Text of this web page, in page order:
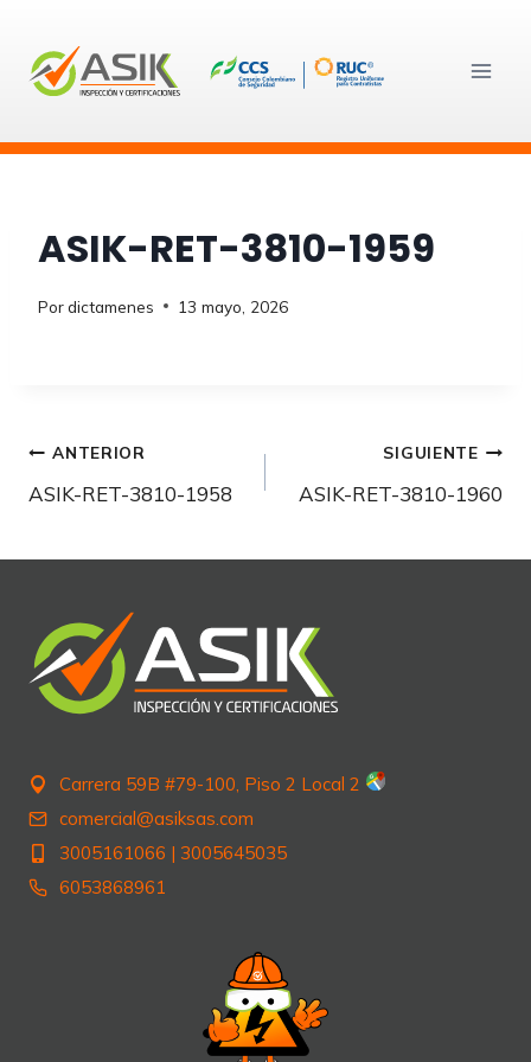
contenido
ASIK-RET-3810-1959
Pordictamenes 13 mayo, 2026
Navegación
de
entradas
ANTERIOR
ASIK-RET-3810-1958
SIGUIENTE
ASIK-RET-3810-1960
Carrera 59B #79-100, Piso 2 Local 2
comercial@asiksas.com
3005161066 | 3005645035
6053868961